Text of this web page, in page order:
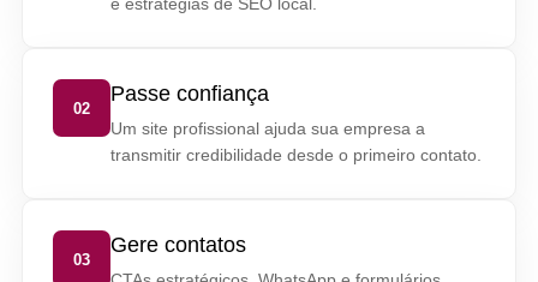
02
Passe confiança
Um site profissional ajuda sua empresa a
transmitir credibilidade desde o primeiro contato.
03
Gere contatos